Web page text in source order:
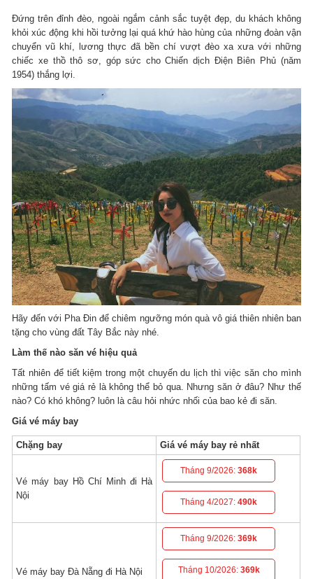
Đứng trên đỉnh đèo, ngoài ngắm cảnh sắc tuyệt đẹp, du khách không
khỏi xúc động khi hồi tưởng lại quá khứ hào hùng của những đoàn vận
chuyển vũ khí, lương thực đã bền chí vượt đèo xa xưa với những
chiếc xe thồ thô sơ, góp sức cho Chiến dịch Điện Biên Phủ (năm
1954) thắng lợi.
Hãy đến với Pha Đin để chiêm ngưỡng món quà vô giá thiên nhiên ban
tặng cho vùng đất Tây Bắc này nhé.
Làm thế nào săn vé hiệu quả
Tất nhiên để tiết kiệm trong một chuyến du lịch thì việc săn cho mình
những tấm vé giá rẻ là không thể bỏ qua. Nhưng săn ở đâu? Như thế
nào? Có khó không? luôn là câu hỏi nhức nhối của bao kẻ đi săn.
Giá vé máy bay
Chặng bay Giá vé máy bay rẻ nhất
Vé máy bay Hồ Chí Minh đi Hà
Nội
Tháng 9/2026:368k
Tháng 4/2027:490k
Vé máy bay Đà Nẵng đi Hà Nội
Tháng 9/2026:369k
Tháng 10/2026: 369k